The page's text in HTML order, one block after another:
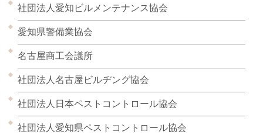
社団法人愛知ビルメンテナンス協会
愛知県警備業協会
名古屋商工会議所
社団法人名古屋ビルヂング協会
社団法人日本ペストコントロール協会
社団法人愛知県ペストコントロール協会